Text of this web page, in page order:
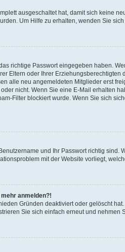
ausgeschaltet hat, damit sich keine
Um Hilfe zu erhalten, wenden Sie
richtige Passwort eingegeben haben.
Eltern oder Ihrer
alle neu angemeldeten Mitglieder erst
nicht. Wenn Sie eine E-Mail erhalten
Filter blockiert wurde. Wenn Sie sich
und Ihr Passwort richtig
mit der Website vorliegt,
anmelden?!
Gründen deaktiviert oder gelöscht
Sie sich einfach erneut und nehmen